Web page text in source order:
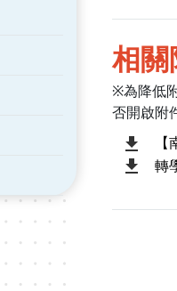
相
※為降低
否開啟附
轉